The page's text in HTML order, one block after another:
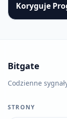
Koryguje
Bitgate
Codzienne
STRONY